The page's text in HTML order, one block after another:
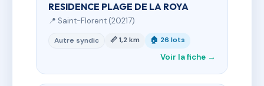
RESIDENCE PLAGE DE LA ROYA
📍 Saint-Florent (20217)
Autre syndic 📏 1,2 km 🏠 26 lots
Voir la fiche →